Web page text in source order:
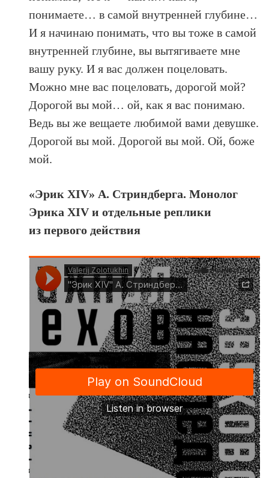
понимаете… в самой внутренней глубине…
И я начинаю понимать, что вы тоже в самой
внутренней глубине, вы вытягиваете мне
вашу руку. И я вас должен поцеловать.
Можно мне вас поцеловать, дорогой мой?
Дорогой вы мой… ой, как я вас понимаю.
Ведь вы же вещаете любимой вами девушке.
Дорогой вы мой. Дорогой вы мой. Ой, боже
мой.
«Эрик XIV» А. Стриндберга. Монолог
Эрика XIV и отдельные реплики
из первого действия